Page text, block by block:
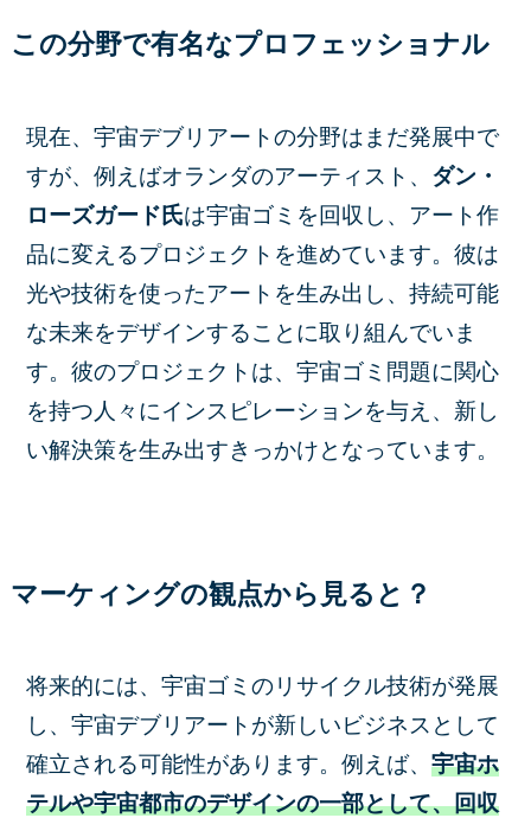
この分野で有名なプロフェッショナル
現在、宇宙デブリアートの分野はまだ発展中で
すが、例えばオランダのアーティスト、 ダン・
ローズガード氏は宇宙ゴミを回収し、アート作
品に変えるプロジェクトを進めています。彼は
光や技術を使ったアートを生み出し、持続可能
な未来をデザインすることに取り組んでいま
す。彼のプロジェクトは、宇宙ゴミ問題に関心
を持つ人々にインスピレーションを与え、新し
い解決策を生み出すきっかけとなっています。
マーケィングの観点から見ると？
将来的には、宇宙ゴミのリサイクル技術が発展
し、宇宙デブリアートが新しいビジネスとして
確立される可能性があります。例えば、宇宙ホ
テルや宇宙都市のデザインの一部として、回収